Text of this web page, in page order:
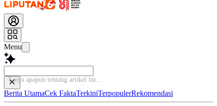
Menu
Tanya apapun tentang artikel ini...
Berita UtamaCek FaktaTerkiniTerpopulerRekomendasi